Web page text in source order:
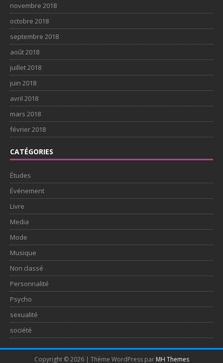
novembre 2018
octobre 2018
septembre 2018
août 2018
juillet 2018
juin 2018
avril 2018
mars 2018
février 2018
CATÉGORIES
Études
Événement
Livre
Media
Mode
Musique
Non classé
Personnalité
Psycho
sexualité
société
Copyright © 2026 | Thème WordPress par MH Themes